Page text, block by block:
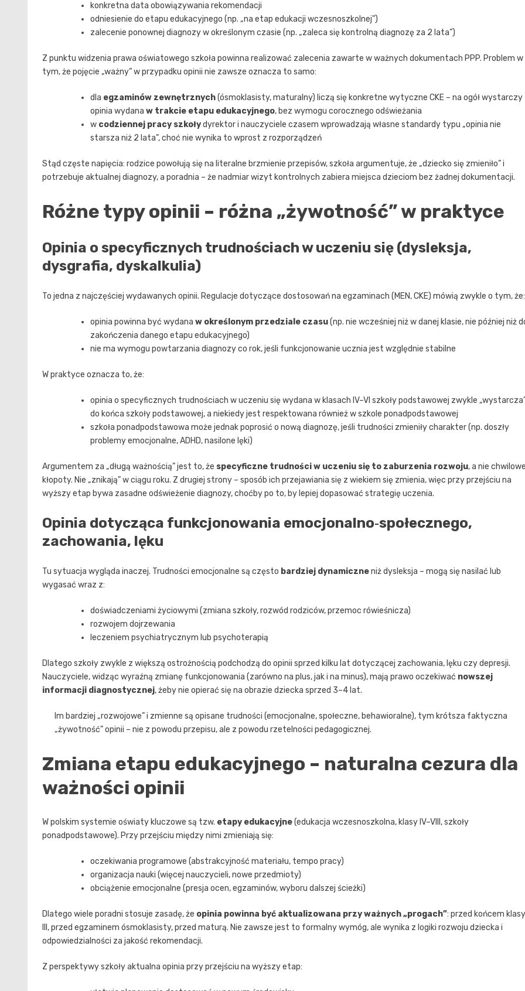
konkretna data obowiązywania rekomendacji
odniesienie do etapu edukacyjnego (np. „na etap edukacji wczesnoszkolnej”)
zalecenie ponownej diagnozy w określonym czasie (np. „zaleca się kontrolną diagnozę za 2 lata”)
Z punktu widzenia prawa oświatowego szkoła powinna realizować zalecenia zawarte w ważnych dokumentach PPP. Problem w
tym, że pojęcie „ważny” w przypadku opinii nie zawsze oznacza to samo:
dla egzaminów zewnętrznych(ósmoklasisty, maturalny) liczą się konkretne wytyczne CKE – na ogół wystarczy
opinia wydana w trakcie etapu edukacyjnego, bez wymogu corocznego odświeżania
w codziennej pracy szkołydyrektor i nauczyciele czasem wprowadzają własne standardy typu „opinia nie
starsza niż 2 lata”, choć nie wynika to wprost z rozporządzeń
Stąd częste napięcia: rodzice powołują się na literalne brzmienie przepisów, szkoła argumentuje, że „dziecko się zmieniło” i
potrzebuje aktualnej diagnozy, a poradnia – że nadmiar wizyt kontrolnych zabiera miejsca dzieciom bez żadnej dokumentacji.
Różne typy opinii – różna „żywotność” w praktyce
Opinia o specyficznych trudnościach w uczeniu się (dysleksja,
dysgrafia, dyskalkulia)
To jedna z najczęściej wydawanych opinii. Regulacje dotyczące dostosowań na egzaminach (MEN, CKE) mówią zwykle o tym, że:
opinia powinna być wydana w określonym przedziale czasu(np. nie wcześniej niż w danej klasie, nie później niż
zakończenia danego etapu edukacyjnego)
nie ma wymogu powtarzania diagnozy co rok, jeśli funkcjonowanie ucznia jest względnie stabilne
W praktyce oznacza to, że:
opinia o specyficznych trudnościach w uczeniu się wydana w klasach IV–VI szkoły podstawowej zwykle
do końca szkoły podstawowej, a niekiedy jest respektowana również w szkole ponadpodstawowej
szkoła ponadpodstawowa może jednak poprosić o nową diagnozę, jeśli trudności zmieniły charakter (np. doszły
problemy emocjonalne, ADHD, nasilone lęki)
Argumentem za „długą ważnością” jest to, że specyficzne trudności w uczeniu się to zaburzenia rozwoju, a nie
kłopoty. Nie „znikają” w ciągu roku. Z drugiej strony – sposób ich przejawiania się z wiekiem się zmienia, więc przy przejściu na
wyższy etap bywa zasadne odświeżenie diagnozy, choćby po to, by lepiej dopasować strategię uczenia.
Opinia dotycząca funkcjonowania emocjonalno‑społecznego,
zachowania, lęku
Tu sytuacja wygląda inaczej. Trudności emocjonalne są często bardziej dynamiczneniż dysleksja – mogą się nasilać lub
wygasać wraz z:
doświadczeniami życiowymi (zmiana szkoły, rozwód rodziców, przemoc rówieśnicza)
rozwojem dojrzewania
leczeniem psychiatrycznym lub psychoterapią
Dlatego szkoły zwykle z większą ostrożnością podchodzą do opinii sprzed kilku lat dotyczącej zachowania, lęku czy depresji.
Nauczyciele, widząc wyraźną zmianę funkcjonowania (zarówno na plus, jak i na minus), mają prawo oczekiwać nowszej
informacji diagnostycznej, żeby nie opierać się na obrazie dziecka sprzed 3–4 lat.
Im bardziej „rozwojowe” i zmienne są opisane trudności (emocjonalne, społeczne, behawioralne), tym krótsza faktyczna
„żywotność” opinii – nie z powodu przepisu, ale z powodu rzetelności pedagogicznej.
Zmiana etapu edukacyjnego – naturalna cezura dla
ważności opinii
W polskim systemie oświaty kluczowe są tzw. etapy edukacyjne(edukacja wczesnoszkolna, klasy IV–VIII, szkoły
ponadpodstawowe). Przy przejściu między nimi zmieniają się:
oczekiwania programowe (abstrakcyjność materiału, tempo pracy)
organizacja nauki (więcej nauczycieli, nowe przedmioty)
obciążenie emocjonalne (presja ocen, egzaminów, wyboru dalszej ścieżki)
Dlatego wiele poradni stosuje zasadę, że opinia powinna być aktualizowana przy ważnych „progach”: przed końcem klasy
III, przed egzaminem ósmoklasisty, przed maturą. Nie zawsze jest to formalny wymóg, ale wynika z logiki rozwoju dziecka i
odpowiedzialności za jakość rekomendacji.
Z perspektywy szkoły aktualna opinia przy przejściu na wyższy etap: